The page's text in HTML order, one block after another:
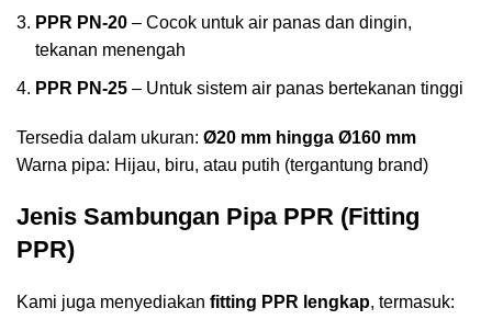
PPR PN-20 – Cocok untuk air panas dan dingin,
tekanan menengah
PPR PN-25 – Untuk sistem air panas bertekanan tinggi
Tersedia dalam ukuran: Ø20 mm hingga Ø160 mm
Warna pipa: Hijau, biru, atau putih (tergantung brand)
Jenis Sambungan Pipa PPR (Fitting
PPR)
Kami juga menyediakan fitting PPR lengkap, termasuk: